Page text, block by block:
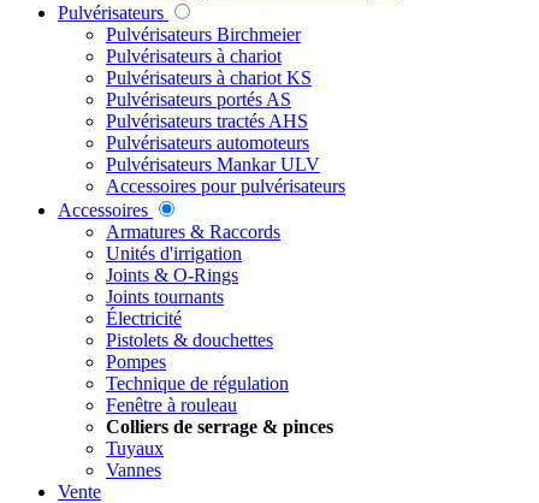
Pulvérisateurs
Pulvérisateurs Birchmeier
Pulvérisateurs à chariot
Pulvérisateurs à chariot KS
Pulvérisateurs portés AS
Pulvérisateurs tractés AHS
Pulvérisateurs automoteurs
Pulvérisateurs Mankar ULV
Accessoires pour pulvérisateurs
Accessoires
Armatures & Raccords
Unités d'irrigation
Joints & O-Rings
Joints tournants
Électricité
Pistolets & douchettes
Pompes
Technique de régulation
Fenêtre à rouleau
Colliers de serrage & pinces
Tuyaux
Vannes
Vente